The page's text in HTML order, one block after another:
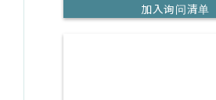
加入询问清单